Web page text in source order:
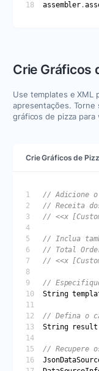
assembler .
Crie Gráficos
Use templates e XML
apresentações. Torne
gráficos de pizza para
Crie Gráficos de
String
String
result